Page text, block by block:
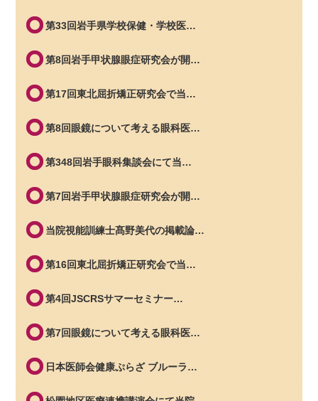
第33回岩手県学校保健・学校医…
第8回岩手甲状腺眼症研究会が開…
第17回東北屈折矯正研究会で当…
第8回眼鏡について考える眼科医…
第348回岩手眼科集談会にて当…
第7回岩手甲状腺眼症研究会が開…
当院視能訓練士髙野美代の掲載論…
第16回東北屈折矯正研究会で当…
第4回JSCRSサマーセミナー…
第7回眼鏡について考える眼科医…
日本医師会健康ぷらざ ブルーラ…